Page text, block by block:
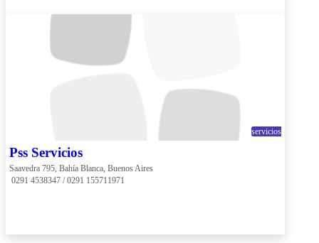
servicios
Pss Servicios
Saavedra 795, Bahía Blanca, Buenos Aires
0291 4538347 / 0291 155711971